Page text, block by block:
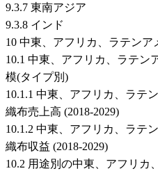
9.3.7 東南アジア
9.3.8 インド
10 中東、アフリカ、ラテンア
10.1 中東、アフリカ、ラテン
模(タイプ別)
10.1.1 中東、アフリカ、ラテ
織布売上高 (2018-2029)
10.1.2 中東、アフリカ、ラテ
織布収益 (2018-2029)
10.2 用途別の中東、アフリカ